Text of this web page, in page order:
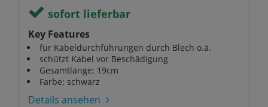
sofort lieferbar
Key Features
für Kabeldurchführungen durch Blech o.ä.
schützt Kabel vor Beschädigung
Gesamtlänge: 19cm
Farbe: schwarz
Details ansehen